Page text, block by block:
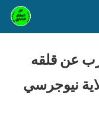
عن قلقه
نيوجرسي